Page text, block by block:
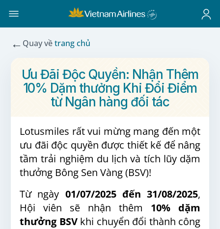
← Quay vềtrang chủ
Ưu Đãi Độc Quyền: Nhận Thêm
10% Dặm thưởng Khi Đổi Điểm
từ Ngân hàng đối tác
Lotusmiles rất vui mừng mang đến một
ưu đãi độc quyền được thiết kế để nâng
tầm trải nghiệm du lịch và tích lũy dặm
thưởng Bông Sen Vàng (BSV)!
Từ ngày 01/07/2025 đến 31/08/2025,
Hội viên sẽ nhận thêm 10% dặm
thưởng BSVkhi chuyển đổi thành công